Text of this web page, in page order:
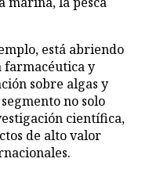
está abriendo
farmacéutica y
sobre algas y
no solo
científica,
de alto valor